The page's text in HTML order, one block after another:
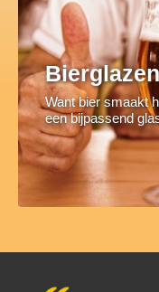
Bierglazen
Want bier smaakt
een bijpassend